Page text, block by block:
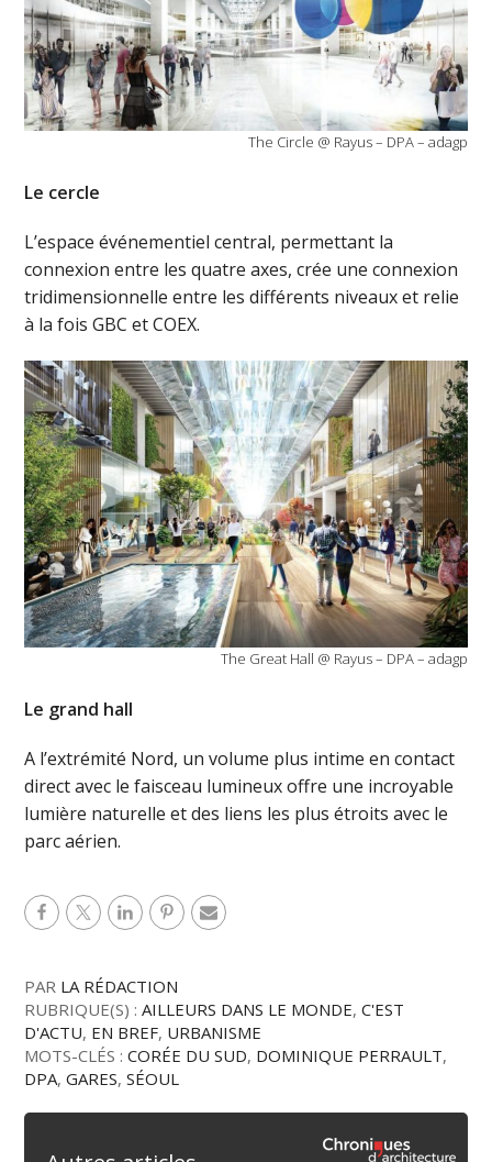
The Circle @ Rayus – DPA – adagp
Le cercle
L’espace événementiel central, permettant la
connexion entre les quatre axes, crée une connexion
tridimensionnelle entre les différents niveaux et relie
à la fois GBC et COEX.
The Great Hall @ Rayus – DPA – adagp
Le grand hall
A l’extrémité Nord, un volume plus intime en contact
direct avec le faisceau lumineux offre une incroyable
lumière naturelle et des liens les plus étroits avec le
parc aérien.
PAR LA RÉDACTION
RUBRIQUE(S) :AILLEURS DANS LE MONDE,C'EST
D'ACTU, EN BREF, URBANISME
MOTS-CLÉS :CORÉE DU SUD, DOMINIQUE PERRAULT,
DPA,GARES,SÉOUL